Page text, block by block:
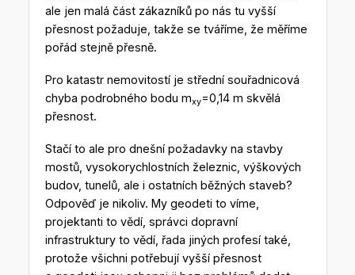
ale jen malá část zákazníků po nás tu vyšší
přesnost požaduje, takže se tváříme, že měříme
pořád stejně přesně.
Pro katastr nemovitostí je střední souřadnicová
chyba podrobného bodu mxy=0,14 m skvělá
přesnost.
Stačí to ale pro dnešní požadavky na stavby
mostů, vysokorychlostních železnic, výškových
budov, tunelů, ale i ostatních běžných staveb?
Odpověď je nikoliv. My geodeti to víme,
projektanti to vědí, správci dopravní
infrastruktury to vědí, řada jiných profesí také,
protože všichni potřebují vyšší přesnost